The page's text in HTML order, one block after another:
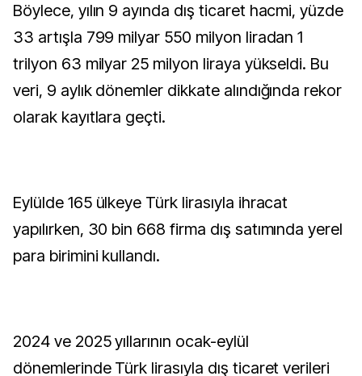
Böylece, yılın 9 ayında dış ticaret hacmi, yüzde
33 artışla 799 milyar 550 milyon liradan 1
trilyon 63 milyar 25 milyon liraya yükseldi. Bu
veri, 9 aylık dönemler dikkate alındığında rekor
olarak kayıtlara geçti.
Eylülde 165 ülkeye Türk lirasıyla ihracat
yapılırken, 30 bin 668 firma dış satımında yerel
para birimini kullandı.
2024 ve 2025 yıllarının ocak-eylül
dönemlerinde Türk lirasıyla dış ticaret verileri